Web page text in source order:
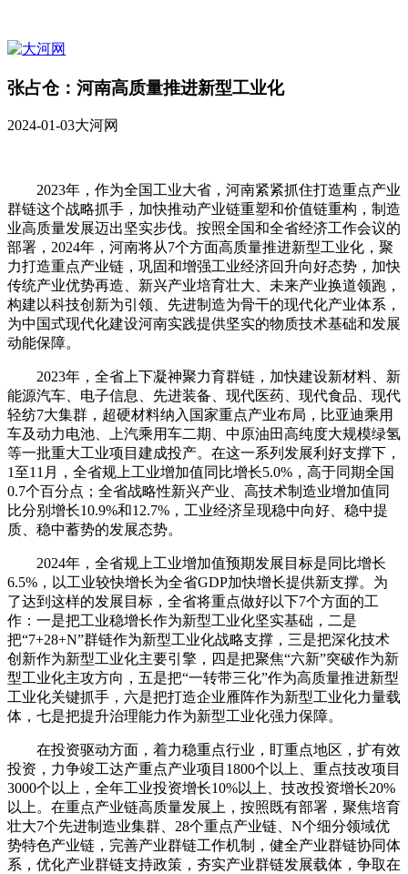
张占仓：河南高质量推进新型工业化
2024-01-03大河网
2023年，作为全国工业大省，河南紧紧抓住打造重点产业
群链这个战略抓手，加快推动产业链重塑和价值链重构，制造
业高质量发展迈出坚实步伐。按照全国和全省经济工作会议的
部署，2024年，河南将从7个方面高质量推进新型工业化，聚
力打造重点产业链，巩固和增强工业经济回升向好态势，加快
传统产业优势再造、新兴产业培育壮大、未来产业换道领跑，
构建以科技创新为引领、先进制造为骨干的现代化产业体系，
为中国式现代化建设河南实践提供坚实的物质技术基础和发展
动能保障。
2023年，全省上下凝神聚力育群链，加快建设新材料、新
能源汽车、电子信息、先进装备、现代医药、现代食品、现代
轻纺7大集群，超硬材料纳入国家重点产业布局，比亚迪乘用
车及动力电池、上汽乘用车二期、中原油田高纯度大规模绿氢
等一批重大工业项目建成投产。在这一系列发展利好支撑下，
1至11月，全省规上工业增加值同比增长5.0%，高于同期全国
0.7个百分点；全省战略性新兴产业、高技术制造业增加值同
比分别增长10.9%和12.7%，工业经济呈现稳中向好、稳中提
质、稳中蓄势的发展态势。
2024年，全省规上工业增加值预期发展目标是同比增长
6.5%，以工业较快增长为全省GDP加快增长提供新支撑。为
了达到这样的发展目标，全省将重点做好以下7个方面的工
作：一是把工业稳增长作为新型工业化坚实基础，二是
把“7+28+N”群链作为新型工业化战略支撑，三是把深化技术
创新作为新型工业化主要引擎，四是把聚焦“六新”突破作为新
型工业化主攻方向，五是把“一转带三化”作为高质量推进新型
工业化关键抓手，六是把打造企业雁阵作为新型工业化力量载
体，七是把提升治理能力作为新型工业化强力保障。
在投资驱动方面，着力稳重点行业，盯重点地区，扩有效
投资，力争竣工达产重点产业项目1800个以上、重点技改项目
3000个以上，全年工业投资增长10%以上、技改投资增长20%
以上。在重点产业链高质量发展上，按照既有部署，聚焦培育
壮大7个先进制造业集群、28个重点产业链、N个细分领域优
势特色产业链，完善产业群链工作机制，健全产业群链协同体
系，优化产业群链支持政策，夯实产业群链发展载体，争取在